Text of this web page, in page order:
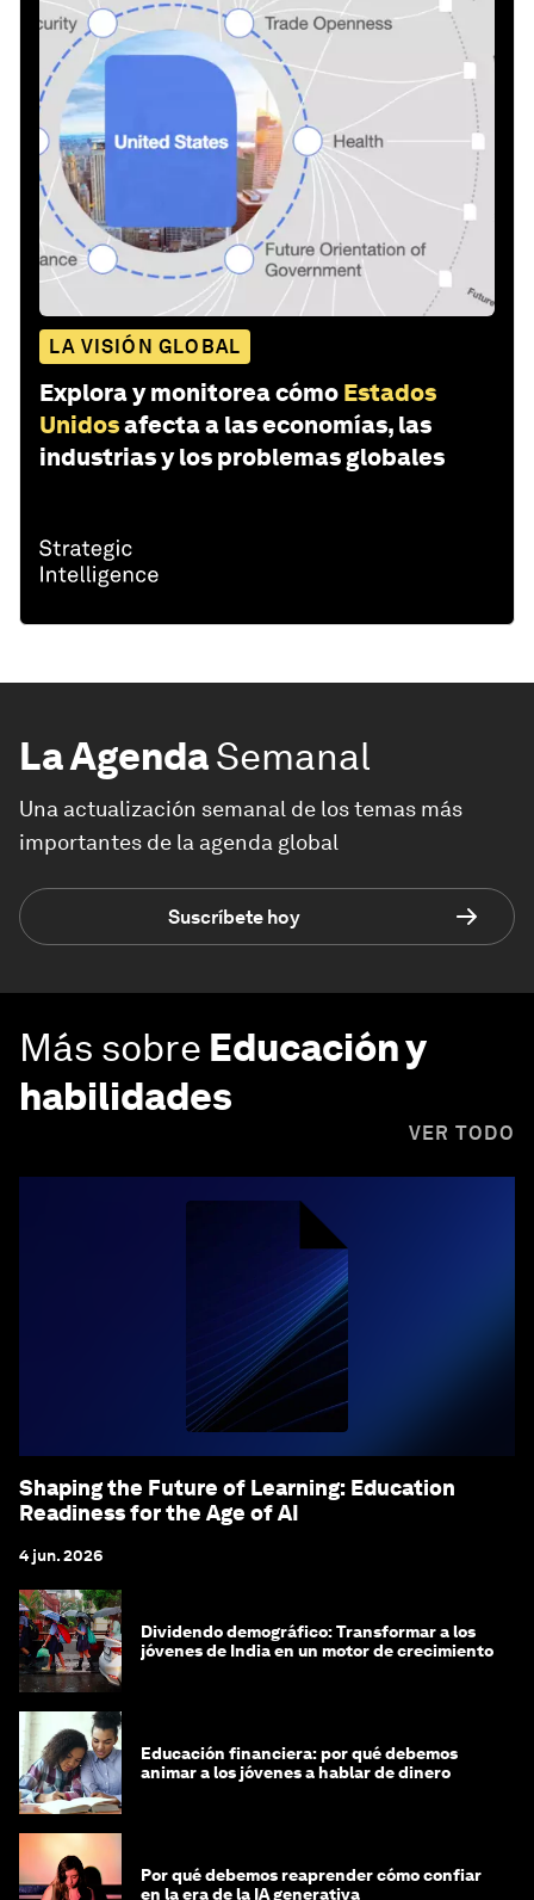
LA VISIÓN GLOBAL
Explora y monitorea cómo Estados
Unidosafecta a las economías, las
industrias y los problemas globales
La AgendaSemanal
Una actualización semanal de los temas más
importantes de la agenda global
Suscríbete hoy
Más sobre Educación y
habilidades
VER TODO
Shaping the Future of Learning: Education
Readiness for the Age of AI
4 jun. 2026
Dividendo demográfico: Transformar a los
jóvenes de India en un motor de crecimiento
Educación financiera: por qué debemos
animar a los jóvenes a hablar de dinero
Por qué debemos reaprender cómo confiar
en la era de la IA generativa